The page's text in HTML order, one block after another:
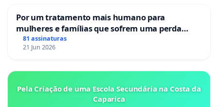
Por um tratamento mais humano para
mulheres e famílias que sofrem uma perda
gestacional nos hospitais portugueses
81 assinaturas
21 Jun 2026
Pela Criação de uma Escola Secundária na Costa da
Caparica